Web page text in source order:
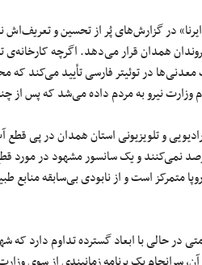
در گزارش‌های پُر از تحسین و
شهروندان همدان قرار می‌دهد. اگرچه
در توئیتر فارسی تأیید می‌کند که
وزارت نیرو به مردم داده می‌شد که پس از
و تلویزیونی استان همدان در پی
نمی‌کنند و یک سانسور مشهود در مورد
متمرکز است و از نابودی بی‌سابقه
در حالی با ابعاد گسترده تداوم دارد